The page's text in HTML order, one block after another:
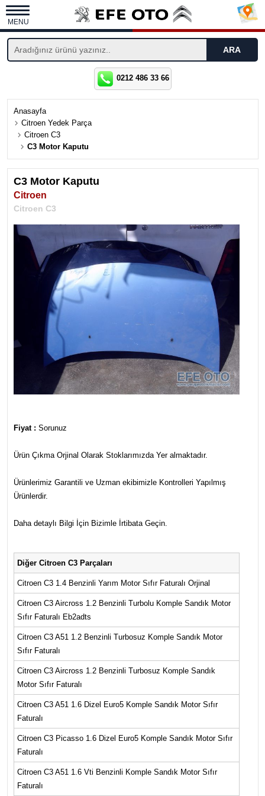
MENU
0212 486 33 66
Anasayfa
Citroen Yedek Parça
Citroen C3
C3 Motor Kaputu
C3 Motor Kaputu
Citroen
Citroen C3
Fiyat : Sorunuz
Ürün Çıkma Orjinal Olarak Stoklarımızda Yer almaktadır.
Ürünlerimiz Garantili ve Uzman ekibimizle Kontrolleri Yapılmış
Ürünlerdir.
Daha detaylı Bilgi İçin Bizimle İrtibata Geçin.
Diğer Citroen C3 Parçaları
Citroen C3 1.4 Benzinli Yarım Motor Sıfır Faturalı Orjinal
Citroen C3 Aircross 1.2 Benzinli Turbolu Komple Sandık Motor
Sıfır Faturalı Eb2adts
Citroen C3 A51 1.2 Benzinli Turbosuz Komple Sandık Motor
Sıfır Faturalı
Citroen C3 Aircross 1.2 Benzinli Turbosuz Komple Sandık
Motor Sıfır Faturalı
Citroen C3 A51 1.6 Dizel Euro5 Komple Sandık Motor Sıfır
Faturalı
Citroen C3 Picasso 1.6 Dizel Euro5 Komple Sandık Motor Sıfır
Faturalı
Citroen C3 A51 1.6 Vti Benzinli Komple Sandık Motor Sıfır
Faturalı